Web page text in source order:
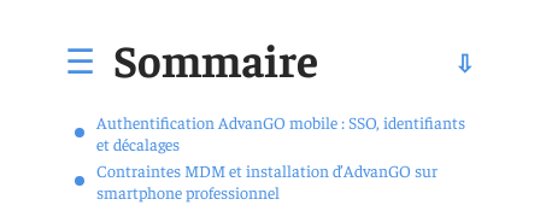
Sommaire
Authentification AdvanGO mobile : SSO, identifiants
et décalages
Contraintes MDM et installation d’AdvanGO sur
smartphone professionnel